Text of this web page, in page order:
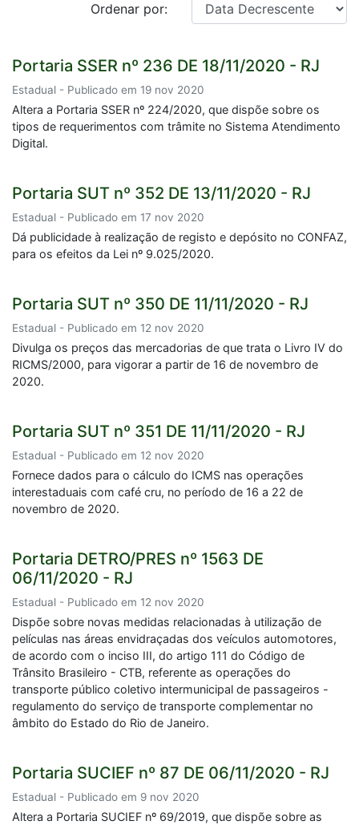
Ordenar por:
Portaria SSER nº 236 DE 18/11/2020 - RJ
Estadual - Publicado em 19 nov 2020
Altera a Portaria SSER nº 224/2020, que dispõe sobre os
tipos de requerimentos com trâmite no Sistema Atendimento
Digital.
Portaria SUT nº 352 DE 13/11/2020 - RJ
Estadual - Publicado em 17 nov 2020
Dá publicidade à realização de registo e depósito no CONFAZ,
para os efeitos da Lei nº 9.025/2020.
Portaria SUT nº 350 DE 11/11/2020 - RJ
Estadual - Publicado em 12 nov 2020
Divulga os preços das mercadorias de que trata o Livro IV do
RICMS/2000, para vigorar a partir de 16 de novembro de
2020.
Portaria SUT nº 351 DE 11/11/2020 - RJ
Estadual - Publicado em 12 nov 2020
Fornece dados para o cálculo do ICMS nas operações
interestaduais com café cru, no período de 16 a 22 de
novembro de 2020.
Portaria DETRO/PRES nº 1563 DE
06/11/2020 - RJ
Estadual - Publicado em 12 nov 2020
Dispõe sobre novas medidas relacionadas à utilização de
películas nas áreas envidraçadas dos veículos automotores,
de acordo com o inciso III, do artigo 111 do Código de
Trânsito Brasileiro - CTB, referente as operações do
transporte público coletivo intermunicipal de passageiros -
regulamento do serviço de transporte complementar no
âmbito do Estado do Rio de Janeiro.
Portaria SUCIEF nº 87 DE 06/11/2020 - RJ
Estadual - Publicado em 9 nov 2020
Altera a Portaria SUCIEF nº 69/2019, que dispõe sobre as